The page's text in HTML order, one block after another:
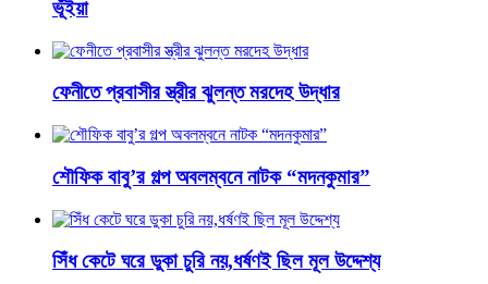
ভূঁইয়া
ফেনীতে প্রবাসীর স্ত্রীর ঝুলন্ত মরদেহ উদ্ধার
শৌফিক বাবু’র গল্প অবলম্বনে নাটক “মদনকুমার”
সিঁধ কেটে ঘরে ডুকা চুরি নয়,ধর্ষণই ছিল মূল উদ্দেশ্য